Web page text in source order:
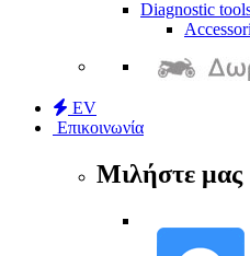
Diagnostic
EV
Επικοινωνία
Μιλήστε μας